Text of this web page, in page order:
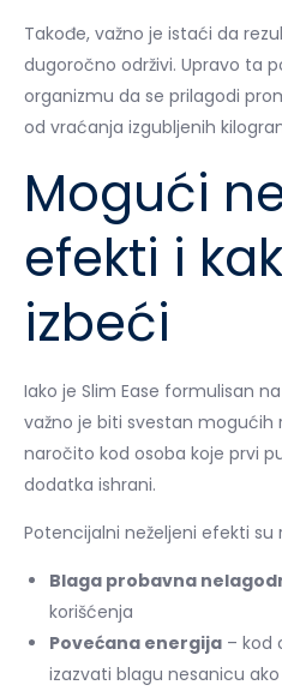
Takođe, važno je istaći da
dugoročno održivi. Upravo ta
organizmu da se prilagodi
od vraćanja izgubljenih
Mogući
efekti i
izbeći
Iako je Slim Ease formulisan
važno je biti svestan mogućih
naročito kod osoba koje prvi
dodatka ishrani.
Potencijalni neželjeni efekti
Blaga probavna
korišćenja
Povećana energija – kod
izazvati blagu nesanicu